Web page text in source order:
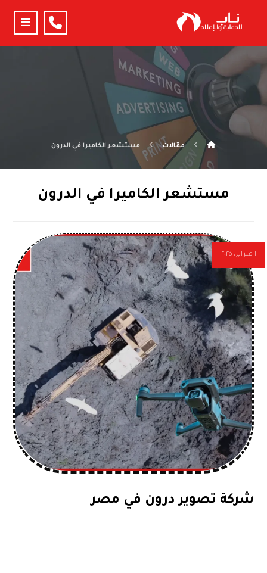
مقالات مستشعر الكاميرا في الدرون
مستشعر الكاميرا في الدرون
شركة تصوير درون في مصر
١ فبراير، ٢٠٢٥